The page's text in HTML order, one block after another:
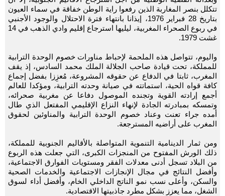
تتكلل بنصر المغاربة الذين رفعوا راية الوطن خفاقة في سماء العيون
بتاريخ 28 فبراير 1976، إيذانا بانتهاء فترة الاحتلال والوجود الأجنبي
في ربوع الصحراء المغربية، ليليها استرجاع إقليم وادي الذهب في 14
غشت 1979.
واليوم، تتواصل هذه الملحمة لإحباط مناورات خصوم الوحدة الترابية
للمملكة، تحت قيادة صاحب الجلالة الملك محمد السادس، إذ يقف
المغرب، ثابتا في الدفاع عن حقوقه المشروعة، مُعزِزا بفضل إجماع
كافة قواه الحية، استماتته في صيانة وحدته الترابية، ومؤكدا للعالم
أجمع إرادته القوية وتجنده الموصول دفاعا عن مغربية صحرائه،
وتمسكه بمبادرته الجادة لإنهاء النزاع الإقليمي المفتعل الذي طال
أمده جراء تعنت وعناد خصوم الوحدة الترابية والمناوئين لحقوق
المغرب على أراضيه المسترجعة.
ومن ثمار الدينامية التنموية المتواصلة بالأقاليم الجنوبية للمملكة،
ذلك الورش المفتوح من المنجزات الكبرى، التي جعلت هذه الربوع
من البلاد تسجل أدنى معدلات الفقر ومستويات الفوارق الاجتماعية،
وأفضل النتائج في مجال الإنجازات الاجتماعية والخدمات الصحية
والسكن، وأعلى نسب نمو الناتج الداخلي الخام، وأفضل أداء لسوق
الشغل، مما يعزز بشكل مطرد جاذبيتها الاقتصادية.